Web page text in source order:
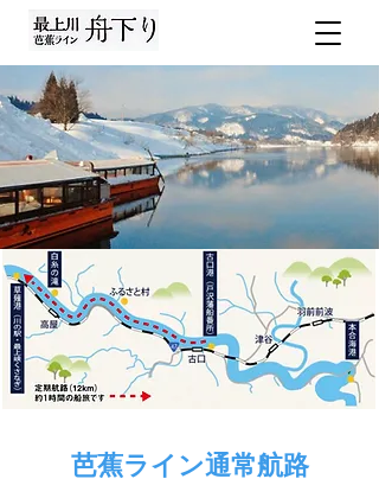
芭蕉ライン通常航路